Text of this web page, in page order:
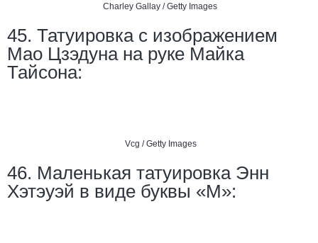
Charley Gallay / Getty Images
45. Татуировка с изображением
Мао Цзэдуна на руке Майка
Тайсона:
Vcg / Getty Images
46. Маленькая татуировка Энн
Хэтэуэй в виде буквы «М»: